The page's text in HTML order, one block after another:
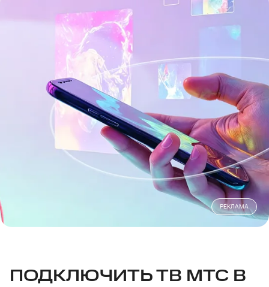
РЕКЛАМА
ПОДКЛЮЧИТЬ ТВ МТС В